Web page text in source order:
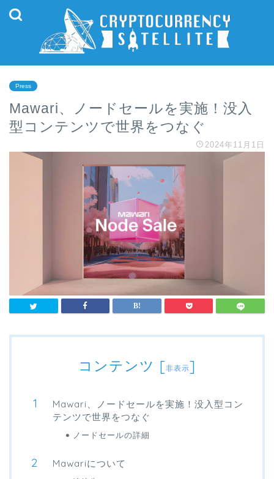
Press
Mawari、ノードセールを実施！没入
型コンテンツで世界をつなぐ
2024年11月1日
コンテンツ [非表示]
Mawari、ノードセールを実施！没入型コン
テンツで世界をつなぐ
ノードセールの詳細
Mawariについて